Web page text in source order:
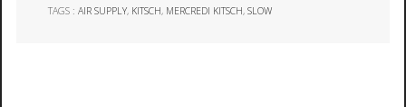
TAGS :AIR SUPPLY, KITSCH, MERCREDI KITSCH,SLOW